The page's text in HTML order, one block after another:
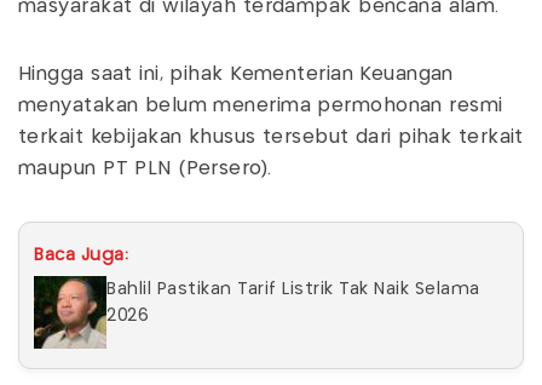
masyarakat di wilayah terdampak bencana alam.
Hingga saat ini, pihak Kementerian Keuangan
menyatakan belum menerima permohonan resmi
terkait kebijakan khusus tersebut dari pihak terkait
maupun PT PLN (Persero).
Baca Juga:
Bahlil Pastikan Tarif Listrik Tak Naik Selama
2026